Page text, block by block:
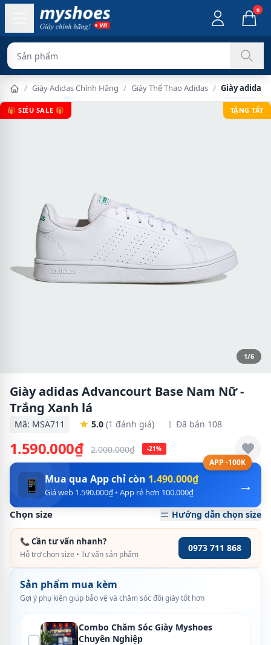
0
Sản phẩm chính hãn
/ Giày Adidas Chính Hãng / Giày Thể Thao Adidas / Giày adidas
🎁 SIÊU SALE 🎁 TẶNG TẤT
1/6
Giày adidas Advancourt Base Nam Nữ -
Trắng Xanh lá
Mã: MSA711 5.0 (1 đánh giá) Đã bán 108
1.590.000₫ 2.000.000₫ -21%
APP -100K
→
📱 Mua qua App chỉ còn 1.490.000₫
Giá web 1.590.000₫ • App rẻ hơn 100.000₫
Chọn size Hướng dẫn chọn size
📞 Cần tư vấn nhanh?
Hỗ trợ chọn size • Tư vấn sản phẩm
0973 711 868
Sản phẩm mua kèm
Gợi ý phụ kiện giúp bảo vệ và chăm sóc đôi giày tốt hơn
Combo Chăm Sóc Giày Myshoes
Chuyên Nghiệp